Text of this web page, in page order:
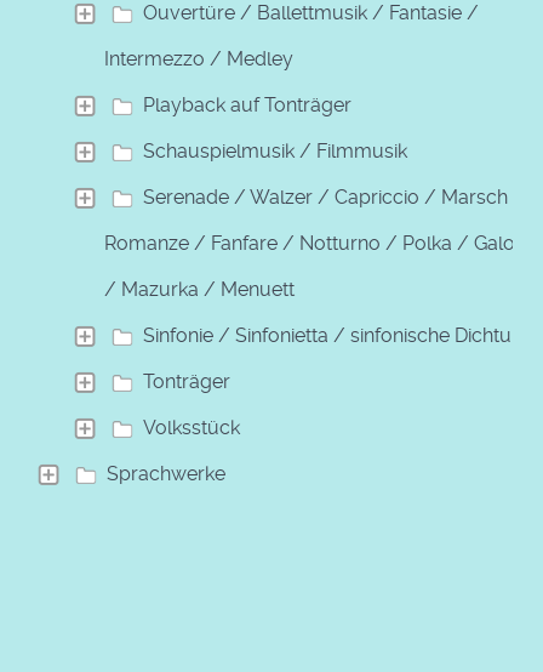
Ouvertüre / Ballettmusik / Fantasie /
Intermezzo / Medley
Playback auf Tonträger
Schauspielmusik / Filmmusik
Serenade / Walzer / Capriccio / Marsch /
Romanze / Fanfare / Notturno / Polka / Galopp
/ Mazurka / Menuett
Sinfonie / Sinfonietta / sinfonische Dichtung
Tonträger
Volksstück
Sprachwerke